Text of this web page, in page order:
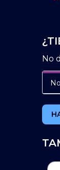
No